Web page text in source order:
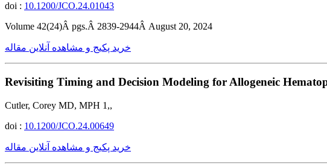
doi : 10.1200/JCO.24.01043
Volume 42(24)Â pgs.Â 2839-2944Â August 20, 2024
خرید پکیج و مشاهده آنلاین مقاله
Revisiting Timing and Decision Modeling for Allogeneic
Cutler, Corey MD, MPH 1,,
doi : 10.1200/JCO.24.00649
خرید پکیج و مشاهده آنلاین مقاله